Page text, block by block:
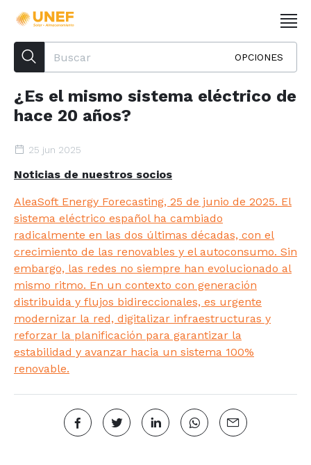
OPCIONES
¿Es el mismo sistema eléctrico de
hace 20 años?
25 jun 2025
Noticias de nuestros socios
AleaSoft Energy Forecasting, 25 de junio de 2025. El
sistema eléctrico español ha cambiado
radicalmente en las dos últimas décadas, con el
crecimiento de las renovables y el autoconsumo. Sin
embargo, las redes no siempre han evolucionado al
mismo ritmo. En un contexto con generación
distribuida y flujos bidireccionales, es urgente
modernizar la red, digitalizar infraestructuras y
reforzar la planificación para garantizar la
estabilidad y avanzar hacia un sistema 100%
renovable.